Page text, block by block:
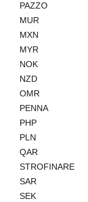
PAZZO
MUR
MXN
MYR
NOK
NZD
OMR
PENNA
PHP
PLN
QAR
STROFINARE
SAR
SEK